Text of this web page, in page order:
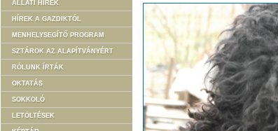
ÁLLATI HÍREK
HÍREK A GAZDIKTÓL
MENHELYSEGÍTŐ PROGRAM
SZTÁROK AZ ALAPÍTVÁNYÉRT
RÓLUNK ÍRTÁK
OKTATÁS
SOKKOLÓ
LETÖLTÉSEK